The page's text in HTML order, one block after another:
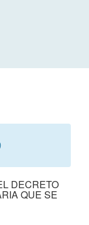
DECRETO
QUE SE